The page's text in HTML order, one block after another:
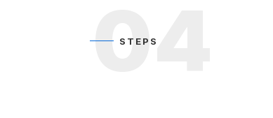
04
STEPS